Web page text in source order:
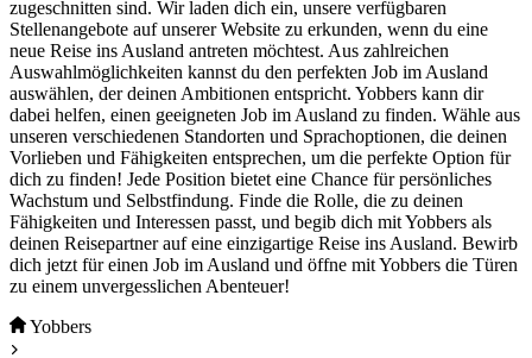
zugeschnitten sind. Wir laden dich ein, unsere verfügbaren
Stellenangebote auf unserer Website zu erkunden, wenn du eine
neue Reise ins Ausland antreten möchtest. Aus zahlreichen
Auswahlmöglichkeiten kannst du den perfekten Job im Ausland
auswählen, der deinen Ambitionen entspricht. Yobbers kann dir
dabei helfen, einen geeigneten Job im Ausland zu finden. Wähle aus
unseren verschiedenen Standorten und Sprachoptionen, die deinen
Vorlieben und Fähigkeiten entsprechen, um die perfekte Option für
dich zu finden! Jede Position bietet eine Chance für persönliches
Wachstum und Selbstfindung. Finde die Rolle, die zu deinen
Fähigkeiten und Interessen passt, und begib dich mit Yobbers als
deinen Reisepartner auf eine einzigartige Reise ins Ausland. Bewirb
dich jetzt für einen Job im Ausland und öffne mit Yobbers die Türen
zu einem unvergesslichen Abenteuer!
Yobbers